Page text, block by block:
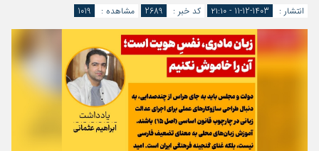
انتشار : 1403-12-11 - ۲۱:۱۰ کد خبر : 2689 مشاهده : 1019